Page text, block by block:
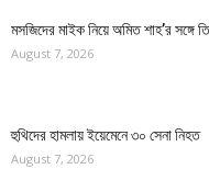
মসজিদের মাইক নিয়ে অমিত শাহ’র সঙ্গে
August 7, 2026
হুথিদের হামলায় ইয়েমেনে ৩০ সেনা নিহত
August 7, 2026